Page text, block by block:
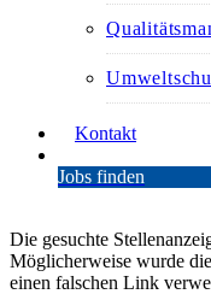
Kontakt
Jobs finden
Die gesuchte
Möglicherweise wurde
einen falschen Link